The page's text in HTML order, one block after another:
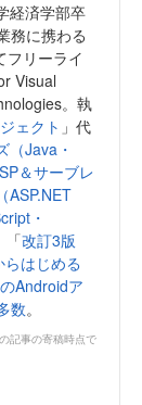
経済学部卒
務に携わる
フリーライ
Visual
。執
ェクト 」代
（Java・
＆サーブレ
ASP.NET
・
「改訂3版
らはじめる
Androidア
数。
記事の寄稿時点で